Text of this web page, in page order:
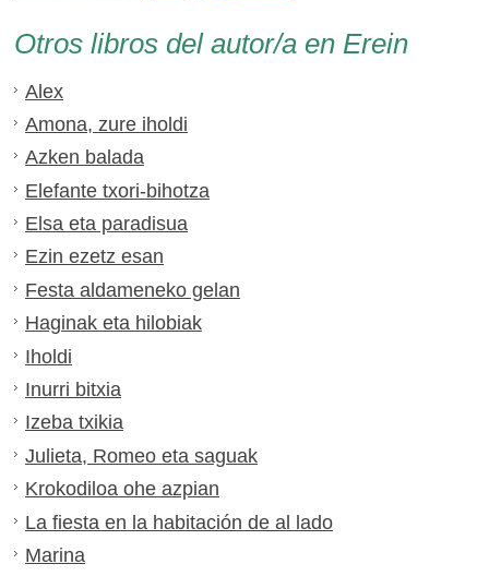
Otros libros del autor/a en Erein
Alex
Amona, zure iholdi
Azken balada
Elefante txori-bihotza
Elsa eta paradisua
Ezin ezetz esan
Festa aldameneko gelan
Haginak eta hilobiak
Iholdi
Inurri bitxia
Izeba txikia
Julieta, Romeo eta saguak
Krokodiloa ohe azpian
La fiesta en la habitación de al lado
Marina